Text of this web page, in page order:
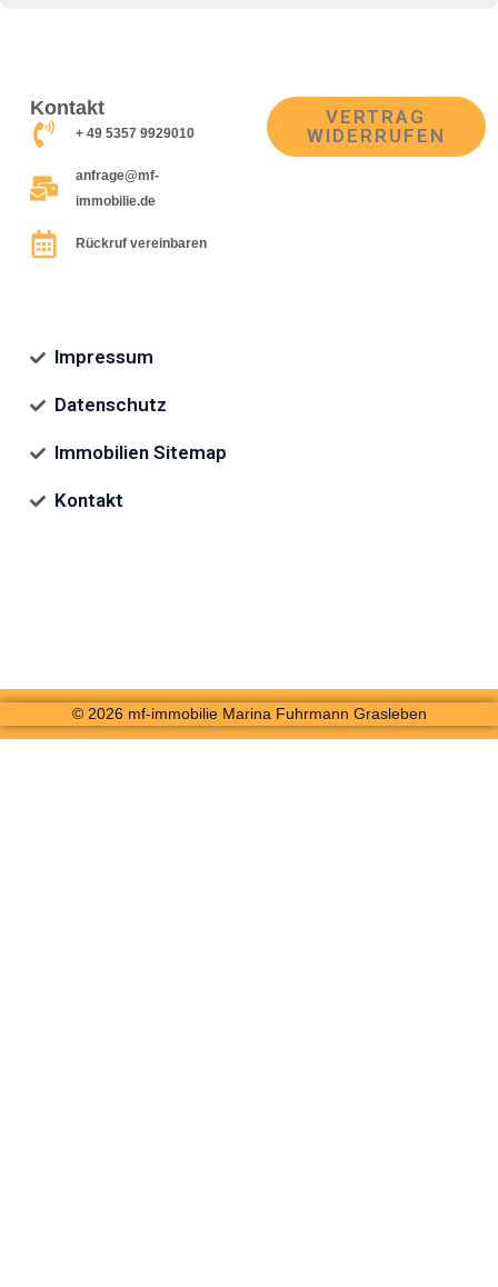
Kontakt
+ 49 5357 9929010
anfrage@mf-
immobilie.de
Rückruf vereinbaren
VERTRAG
WIDERRUFEN
Impressum
Datenschutz
Immobilien Sitemap
Kontakt
© 2026 mf-immobilie Marina Fuhrmann Grasleben